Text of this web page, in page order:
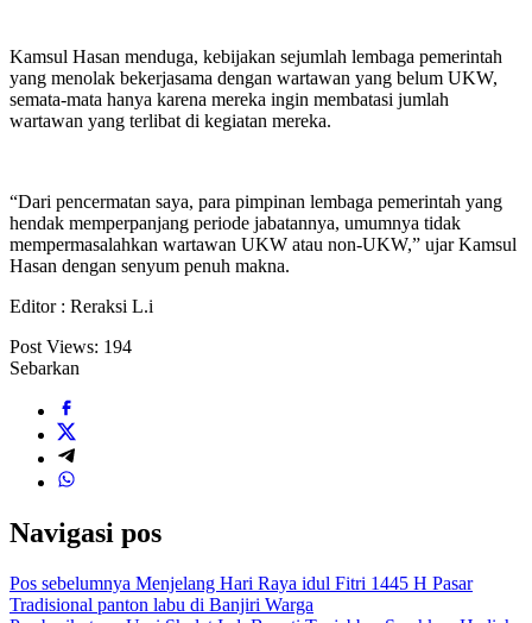
Kamsul Hasan menduga, kebijakan sejumlah lembaga pemerintah
yang menolak bekerjasama dengan wartawan yang belum UKW,
semata-mata hanya karena mereka ingin membatasi jumlah
wartawan yang terlibat di kegiatan mereka.
“Dari pencermatan saya, para pimpinan lembaga pemerintah yang
hendak memperpanjang periode jabatannya, umumnya tidak
mempermasalahkan wartawan UKW atau non-UKW,” ujar Kamsul
Hasan dengan senyum penuh makna.
Editor : Reraksi L.i
Post Views: 194
Sebarkan
Navigasi pos
Pos sebelumnya Menjelang Hari Raya idul Fitri 1445 H Pasar
Tradisional panton labu di Banjiri Warga